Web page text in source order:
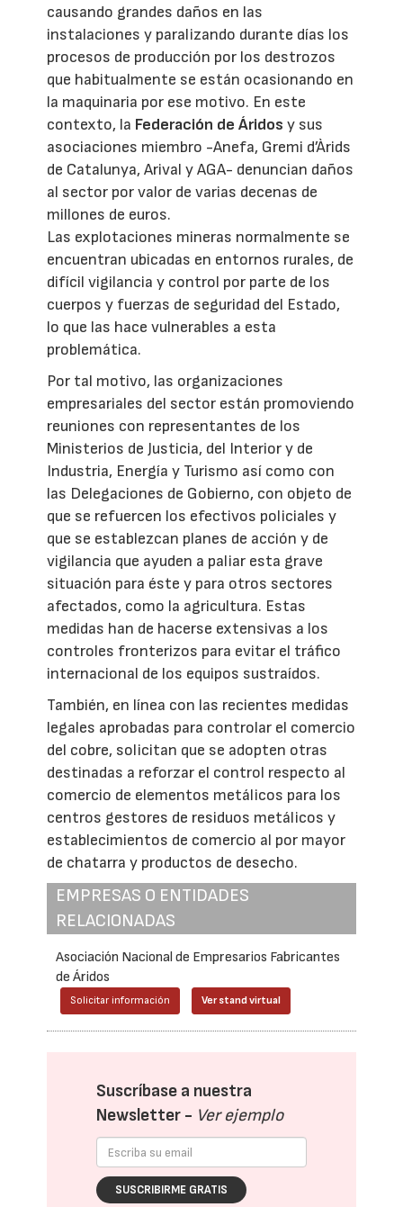
causando grandes daños en las
instalaciones y paralizando durante días los
procesos de producción por los destrozos
que habitualmente se están ocasionando en
la maquinaria por ese motivo. En este
contexto, la Federación de Áridos y sus
asociaciones miembro -Anefa, Gremi d’Àrids
de Catalunya, Arival y AGA- denuncian daños
al sector por valor de varias decenas de
millones de euros.
Las explotaciones mineras normalmente se
encuentran ubicadas en entornos rurales, de
difícil vigilancia y control por parte de los
cuerpos y fuerzas de seguridad del Estado,
lo que las hace vulnerables a esta
problemática.
Por tal motivo, las organizaciones
empresariales del sector están promoviendo
reuniones con representantes de los
Ministerios de Justicia, del Interior y de
Industria, Energía y Turismo así como con
las Delegaciones de Gobierno, con objeto de
que se refuercen los efectivos policiales y
que se establezcan planes de acción y de
vigilancia que ayuden a paliar esta grave
situación para éste y para otros sectores
afectados, como la agricultura. Estas
medidas han de hacerse extensivas a los
controles fronterizos para evitar el tráfico
internacional de los equipos sustraídos.
También, en línea con las recientes medidas
legales aprobadas para controlar el comercio
del cobre, solicitan que se adopten otras
destinadas a reforzar el control respecto al
comercio de elementos metálicos para los
centros gestores de residuos metálicos y
establecimientos de comercio al por mayor
de chatarra y productos de desecho.
EMPRESAS O ENTIDADES
RELACIONADAS
Asociación Nacional de Empresarios Fabricantes
de Áridos
Solicitar información Ver stand virtual
Suscríbase a nuestra
Newsletter - Ver ejemplo
SUSCRIBIRME GRATIS